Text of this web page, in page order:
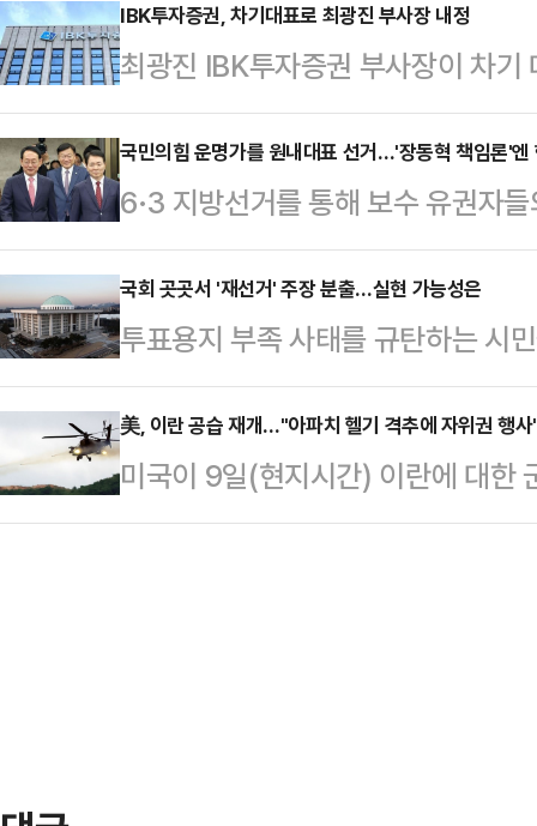
대로 하면 된다”며 “잘못됐으면 취
했다. 그럴듯한 말이다. 그런데 옳
상 규명은 해야 되겠다. 객관적으로
주장했다. 그러니까 법원의 판단을
법하고 합리적인 절차다. 그런데 그
격 받고…
IBK투자증권, 차기대표로 최광진 부사장 내정
최광진 IBK투자증권 부사장이 차
원추천후보위원회를 열고 차기 대
을 내정했다고 전했다.최 부사장은
장·CIB그룹장을 역임했다.특히
내 은행·증권 시너지 사업을 적극
관련한 전략 수립을 주도했다.
국민의힘 운명가를 원내대표 선거…'장동혁 책임론'엔
6·3 지방선거를 통해 보수 유권자
원내대표를 중심으로 '윤어게인' 프
나설 수 있을지 정치권의 관심이 쏠
읍·정점식·성일종 의원 모두 장동
민이 체감할 수 있는 변화와 혁신을
랐다.김도읍·정점식·성일종 원내
국회 간담회에 참석해 대여 투쟁 전
보에 나섰다.김도읍 …
국회 곳곳서 '재선거' 주장 분출…실현 가능성은
투표용지 부족 사태를 규탄하는 시
동참하면서 재선거 실현 가능성에
주장대로 공직선거법을 개정한 뒤
지만 다른 여야 의원들이 개정안에
원이 인용해도 재선거가 가능하지
美, 이란 공습 재개…"아파치 헬기 격추에 자위권 행
미국이 9일(현지시간) 이란에 대한
급격히 악화되고 있다.로이터통신